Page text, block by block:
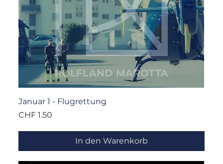
Januar 1 - Flugrettung
Preis
CHF 1.50
In den Warenkorb